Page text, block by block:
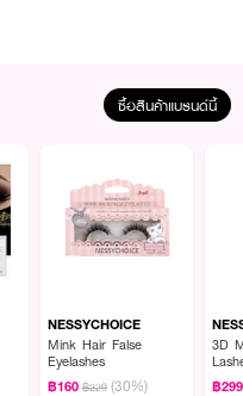
ซื้อสินค้าแบรนด์นี้
NESSYCHOICE
Mink Hair False
Eyelashes
฿160 ฿229 (30%)
3D
฿299